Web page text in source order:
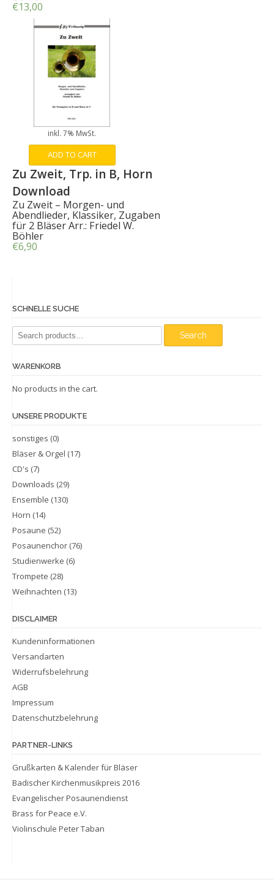
€13,00
inkl. 7% MwSt.
ADD TO CART
Zu Zweit, Trp. in B, Horn
Download
Zu Zweit – Morgen- und
Abendlieder, Klassiker, Zugaben
für 2 Bläser Arr.: Friedel W.
Böhler
€6,90
SCHNELLE SUCHE
Search
for:
Search
WARENKORB
No products in the cart.
UNSERE PRODUKTE
sonstiges (0)
Bläser & Orgel (17)
CD's (7)
Downloads (29)
Ensemble (130)
Horn (14)
Posaune (52)
Posaunenchor (76)
Studienwerke (6)
Trompete (28)
Weihnachten (13)
DISCLAIMER
Kundeninformationen
Versandarten
Widerrufsbelehrung
AGB
Impressum
Datenschutzbelehrung
PARTNER-LINKS
Grußkarten & Kalender für Bläser
Badischer Kirchenmusikpreis 2016
Evangelischer Posaunendienst
Brass for Peace e.V.
Violinschule Peter Taban